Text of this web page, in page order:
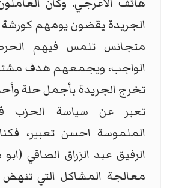
الجريدة يقضون يومهم
متجانس تلمس فيهم
الواجب، ويجمعهم هدف
تخرج الجريدة بأجمل حلة
تعبر عن سياسة الحزب
الملموسة احسن تعبير،
الرفيق عبد الزراق الصافي
معالجة المشاكل التي تنهض